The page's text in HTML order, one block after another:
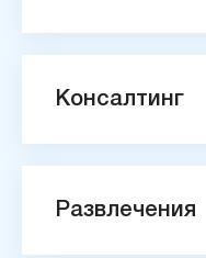
Консалтинг
Развлечения